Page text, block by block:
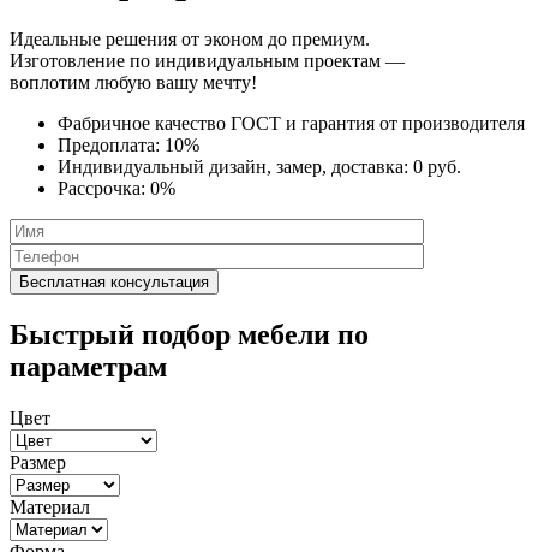
Идеальные решения от эконом до премиум.
Изготовление по индивидуальным проектам —
воплотим любую вашу мечту!
Фабричное качество ГОСТ и гарантия от производителя
Предоплата: 10%
Индивидуальный дизайн, замер, доставка: 0 руб.
Рассрочка: 0%
Быстрый подбор мебели по
параметрам
Цвет
Размер
Материал